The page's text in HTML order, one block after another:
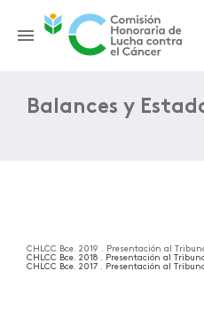
Balances y
CHLCC Bce. 2019 . Presentación al
CHLCC Bce. 2018 . Presentación al
CHLCC Bce. 2017 . Presentación al